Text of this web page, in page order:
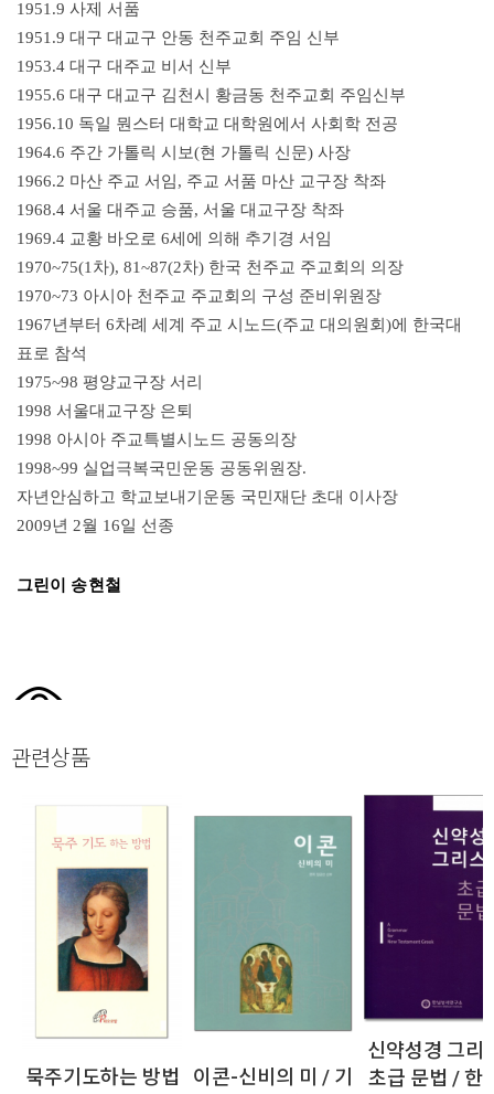
1951.9 사제 서품
1951.9 대구 대교구 안동 천주교회 주임 신부
1953.4 대구 대주교 비서 신부
1955.6 대구 대교구 김천시 황금동 천주교회 주임신부
1956.10 독일 뭔스터 대학교 대학원에서 사회학 전공
1964.6 주간 가톨릭 시보(현 가톨릭 신문) 사장
1966.2 마산 주교 서임, 주교 서품 마산 교구장 착좌
1968.4 서울 대주교 승품, 서울 대교구장 착좌
1969.4 교황 바오로 6세에 의해 추기경 서임
1970~75(1차), 81~87(2차) 한국 천주교 주교회의 의장
1970~73 아시아 천주교 주교회의 구성 준비위원장
1967년부터 6차례 세계 주교 시노드(주교 대의원회)에 한국대
표로 참석
1975~98 평양교구장 서리
1998 서울대교구장 은퇴
1998 아시아 주교특별시노드 공동의장
1998~99 실업극복국민운동 공동위원장.
자년안심하고 학교보내기운동 국민재단 초대 이사장
2009년 2월 16일 선종
그린이 송현철
관련상품
묵주기도하는 방법
이콘-신비의 미 / 기
신약성경 그리
초급 문법 / 한